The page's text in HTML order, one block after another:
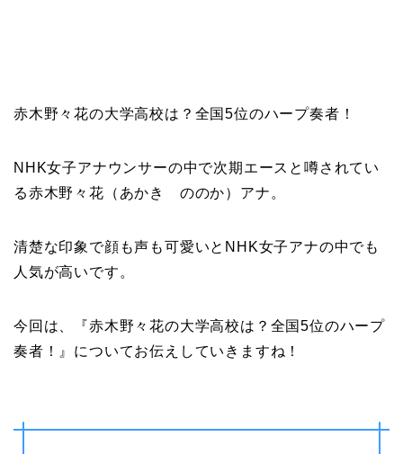
赤木野々花の大学高校は？全国5位のハープ奏者！
NHK女子アナウンサーの中で次期エースと噂されてい
る赤木野々花（あかき ののか）アナ。
清楚な印象で顔も声も可愛いとNHK女子アナの中でも
人気が高いです。
今回は、『赤木野々花の大学高校は？全国5位のハープ
奏者！』についてお伝えしていきますね！